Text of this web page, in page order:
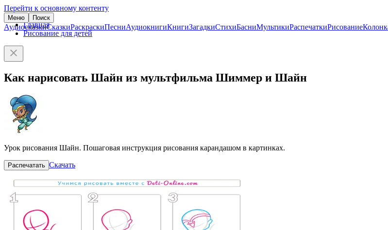
Перейти к основному контенту
Меню Поиск
АудиосказкиСказкиРаскраскиПесниАудиокнигиКнигиЗагадкиСтихиБасниМультикиРаспечаткиРисование
Главная
Рисование для детей
Как нарисовать Шайн из мультфильма Шиммер и Шайн
Урок рисования Шайн. Пошаговая инструкция рисования карандашом в картинках.
Распечатать Скачать